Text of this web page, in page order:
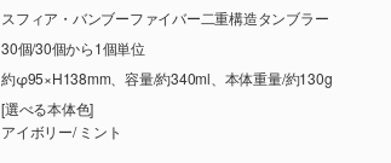
スフィア・バンブーファイバー二重構造タンブラー
30個/30個から1個単位
約φ95×H138mm、容量/約340ml、本体重量/約130g
[選べる本体色]
アイボリー/ ミント